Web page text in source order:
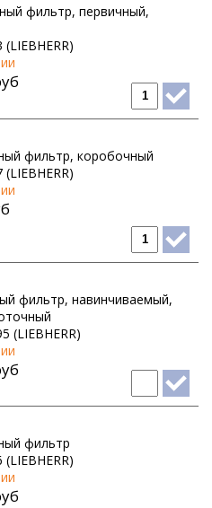
фильтр, первичный,
(LIEBHERR)
фильтр, коробочный
фильтр, навинчиваемый,
(LIEBHERR)
фильтр
(LIEBHERR)